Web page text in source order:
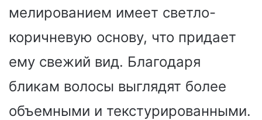
мелированием имеет светло-
коричневую основу, что придает
ему свежий вид. Благодаря
бликам волосы выглядят более
объемными и текстурированными.